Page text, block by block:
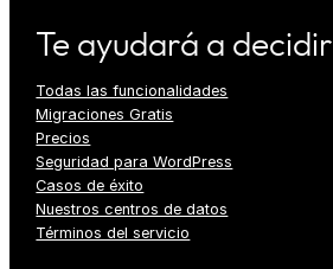
Te ayudará a decidir
Todas las funcionalidades
Migraciones Gratis
Precios
Seguridad para WordPress
Casos de éxito
Nuestros centros de datos
Términos del servicio